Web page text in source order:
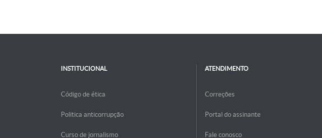
INSTITUCIONAL
Código de ética
Politica anticorrupção
Curso de jornalismo
ATENDIMENTO
Correções
Portal do assinante
Fale conosco